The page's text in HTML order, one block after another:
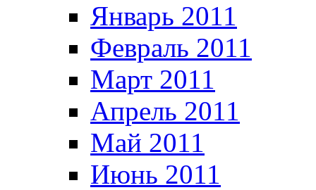
Январь 2011
Февраль 2011
Март 2011
Апрель 2011
Май 2011
Июнь 2011